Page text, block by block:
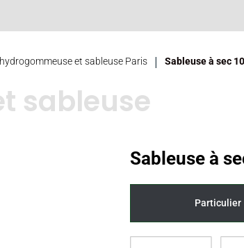
et sableuse Paris | Sableuse à sec
sableuse
Sableuse à
Particulier